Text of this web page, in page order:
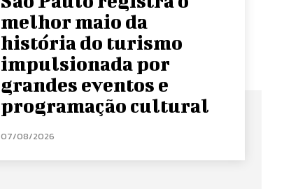
melhor maio da
história do turismo
impulsionada por
grandes eventos e
programação cultural
07/08/2026